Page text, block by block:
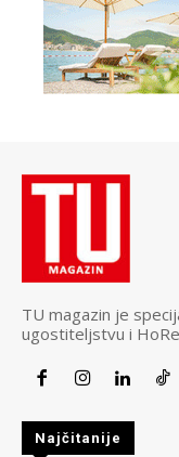
TU magazin je
ugostiteljstvu i
Najčitanije